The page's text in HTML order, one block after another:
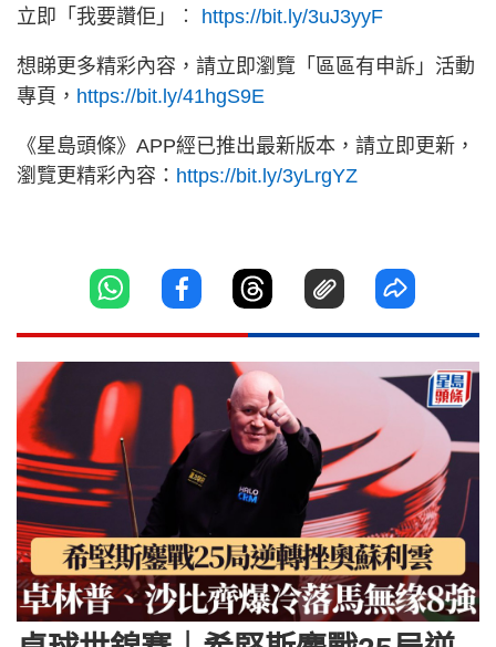
立即「我要讚佢」︰ https://bit.ly/3uJ3yyF
想睇更多精彩內容，請立即瀏覽「區區有申訴」活動
專頁， https://bit.ly/41hgS9E
《星島頭條》APP經已推出最新版本，請立即更新，
瀏覽更精彩內容： https://bit.ly/3yLrgYZ